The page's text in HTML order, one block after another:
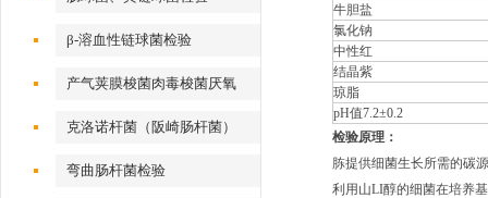
β-溶血性链球菌检验
产气荚膜梭菌肉毒梭菌厌氧
克洛诺杆菌（阪崎肠杆菌）
弯曲肠杆菌检验
牛胆盐
氯化钠
中性红
结晶紫
琼脂
pH值7.2±0.2
检验原理：
胨提供细菌生长所需的碳
利用山LI醇的细菌在培养